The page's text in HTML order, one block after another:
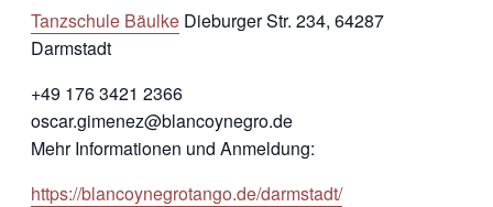
Tanzschule Bäulke Dieburger Str. 234, 64287
Darmstadt
+49 176 3421 2366
oscar.gimenez@blancoynegro.de
Mehr Informationen und Anmeldung:
https://blancoynegrotango.de/darmstadt/